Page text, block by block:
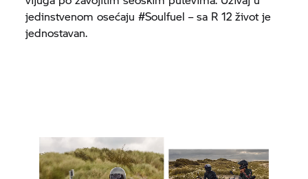
jedinstvenom osećaju #Soulfuel – sa R 12 život je
jednostavan.